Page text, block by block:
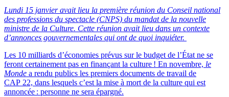
Lundi 15 janvier avait lieu la première réunion du Conseil national
des professions du spectacle (CNPS) du mandat de la nouvelle
ministre de la Culture. Cette réunion avait lieu dans un contexte
d’annonces gouvernementales qui ont de quoi inquiéter.
Les 10 milliards d’économies prévus sur le budget de l’État ne se
feront certainement pas en finançant la culture ! En novembre, le
Monde a rendu publics les premiers documents de travail de
CAP 22, dans lesquels c’est la mise à mort de la culture qui est
annoncée : personne ne sera épargné.